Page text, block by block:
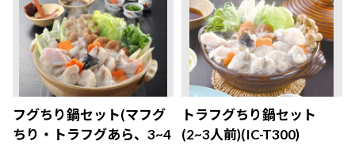
フグちり鍋セット(マフグ
ちり・トラフグあら、3~4
トラフグちり鍋セット
(2~3人前)(IC-T300)